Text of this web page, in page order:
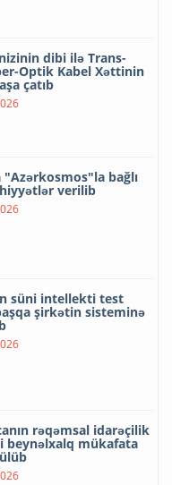
dibi ilə Trans-
Optik Kabel Xəttinin
çatıb
"Azərkosmos"la bağlı
verilib
süni intellekti test
şirkətin sisteminə
rəqəmsal idarəçilik
beynəlxalq mükafata